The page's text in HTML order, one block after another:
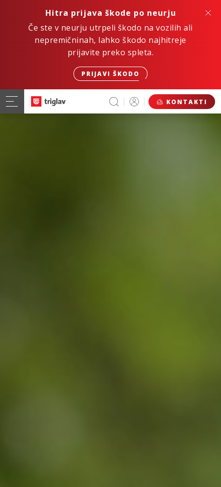
Hitra prijava škode po neurju
Če ste v neurju utrpeli škodo na vozilih ali
nepremičninah, lahko škodo najhitreje
prijavite preko spleta.
PRIJAVI ŠKODO
KONTAKTI